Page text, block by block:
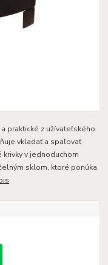
praktické z užívateľského
vkladať a spaľovať
krivky v jednoduchom
sklom, ktoré ponúka